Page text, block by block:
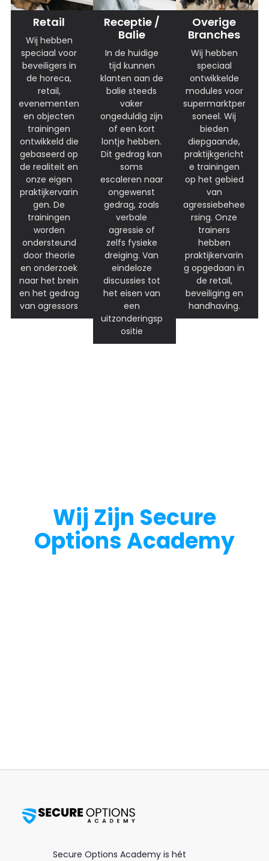
Retail
Wij hebben
speciaal voor
beveiligers in
de horeca,
retail,
evenementen
en objecten
trainingen
ontwikkeld die
gebaseerd op
de realiteit en
onze eigen
praktijkervarin
gen. De
trainingen
worden
ondersteund
door theorie
en onderzoek
naar het brein
en het gedrag
van agressors
Receptie /
Balie
In de huidige
tijd kunnen
klanten aan de
balie steeds
vaker
ongeduldig zijn
of een kort
lontje hebben.
Dit gedrag kan
soms
escaleren naar
ongewenst
gedrag, zoals
verbale
agressie of
zelfs fysieke
dreiging. Van
eindeloze
discussies tot
het eisen van
een
uitzonderingsp
ositie
Overige
Branches
Wij hebben
speciaal
ontwikkelde
modules voor
supermarktper
soneel. Wij
bieden
diepgaande,
praktijkgericht
e trainingen
op het gebied
van
agressiebehee
rsing. Onze
trainers
hebben
praktijkervarin
g opgedaan in
de retail,
beveiliging en
handhaving.
Wij Zijn Secure
Options Academy
Secure Options Academy is hét